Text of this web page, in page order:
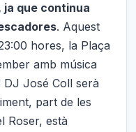
que continua
. Aquest
hores, la Plaça
amb música
José Coll serà
part de les
Roser, està